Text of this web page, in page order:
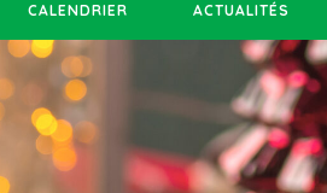
CALENDRIER ACTUALITÉS